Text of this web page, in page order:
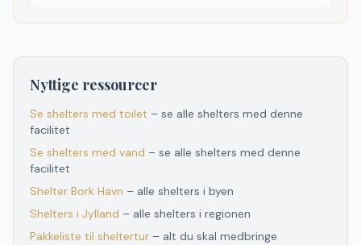
Nyttige ressourcer
Se shelters med toilet – se alle shelters med denne
facilitet
Se shelters med vand – se alle shelters med denne
facilitet
Shelter Bork Havn – alle shelters i byen
Shelters i Jylland – alle shelters i regionen
Pakkeliste til sheltertur – alt du skal medbringe